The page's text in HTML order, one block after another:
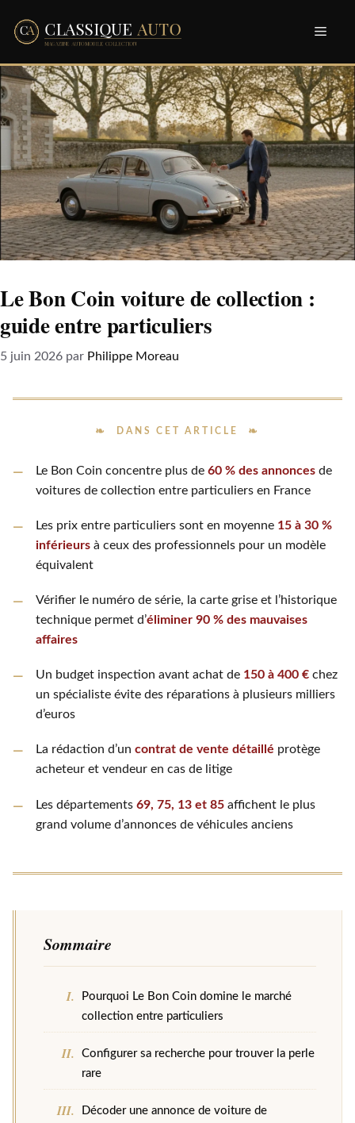
Le Bon Coin voiture de collection :
guide entre particuliers
5 juin 2026 par Philippe Moreau
DANS CET ARTICLE
Le Bon Coin concentre plus de 60 % des annoncesde
voitures de collection entre particuliers en France
Les prix entre particuliers sont en moyenne 15 à 30 %
inférieursà ceux des professionnels pour un modèle
équivalent
Vérifier le numéro de série, la carte grise et l’historique
technique permet d’éliminer 90 % des mauvaises
affaires
Un budget inspection avant achat de 150 à 400 €chez
un spécialiste évite des réparations à plusieurs milliers
d’euros
La rédaction d’un contrat de vente détaillé protège
acheteur et vendeur en cas de litige
Les départements 69, 75, 13 et 85affichent le plus
grand volume d’annonces de véhicules anciens
Sommaire
Pourquoi Le Bon Coin domine le marché
collection entre particuliers
Configurer sa recherche pour trouver la perle
rare
Décoder une annonce de voiture de